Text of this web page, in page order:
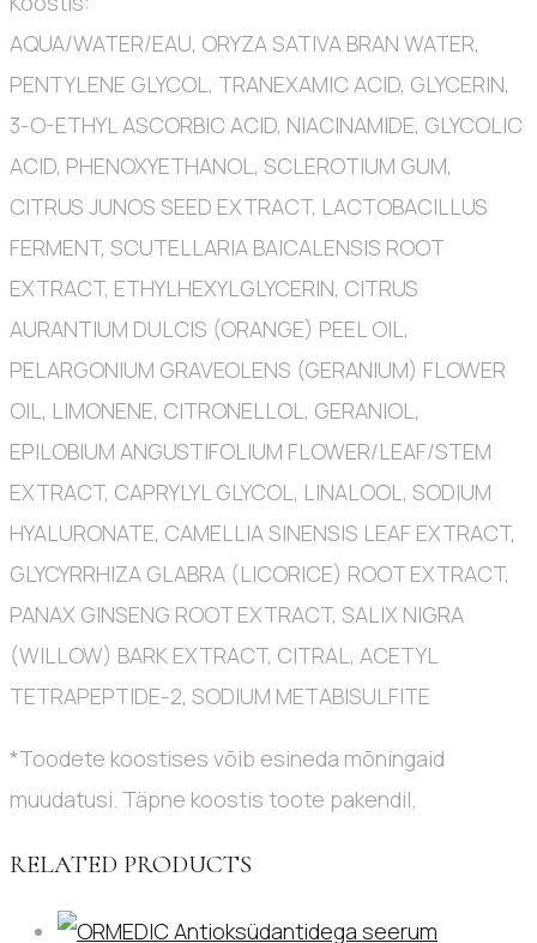
AQUA/WATER/EAU, ORYZA SATIVA BRAN WATER,
PENTYLENE GLYCOL, TRANEXAMIC ACID, GLYCERIN,
3-O-ETHYL ASCORBIC ACID, NIACINAMIDE, GLYCOLIC
ACID, PHENOXYETHANOL, SCLEROTIUM GUM,
CITRUS JUNOS SEED EXTRACT, LACTOBACILLUS
FERMENT, SCUTELLARIA BAICALENSIS ROOT
EXTRACT, ETHYLHEXYLGLYCERIN, CITRUS
AURANTIUM DULCIS (ORANGE) PEEL OIL,
PELARGONIUM GRAVEOLENS (GERANIUM) FLOWER
OIL, LIMONENE, CITRONELLOL, GERANIOL,
EPILOBIUM ANGUSTIFOLIUM FLOWER/LEAF/STEM
EXTRACT, CAPRYLYL GLYCOL, LINALOOL, SODIUM
HYALURONATE, CAMELLIA SINENSIS LEAF EXTRACT,
GLYCYRRHIZA GLABRA (LICORICE) ROOT EXTRACT,
PANAX GINSENG ROOT EXTRACT, SALIX NIGRA
(WILLOW) BARK EXTRACT, CITRAL, ACETYL
TETRAPEPTIDE-2, SODIUM METABISULFITE
*Toodete koostises võib esineda mõningaid
muudatusi. Täpne koostis toote pakendil.
RELATED PRODUCTS